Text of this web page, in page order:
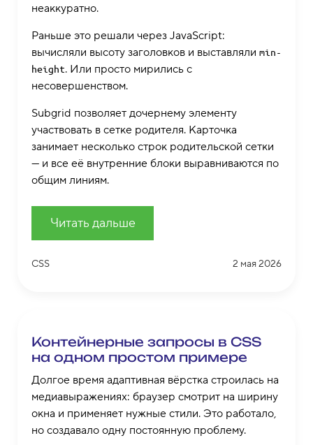
неаккуратно.
Раньше это решали через JavaScript:
вычисляли высоту заголовков и выставляли min-
height. Или просто мирились с
несовершенством.
Subgrid позволяет дочернему элементу
участвовать в сетке родителя. Карточка
занимает несколько строк родительской сетки
— и все её внутренние блоки выравниваются по
общим линиям.
Читать дальше
CSS 2 мая 2026
Контейнерные запросы в CSS
на одном простом примере
Долгое время адаптивная вёрстка строилась на
медиавыражениях: браузер смотрит на ширину
окна и применяет нужные стили. Это работало,
но создавало одну постоянную проблему.